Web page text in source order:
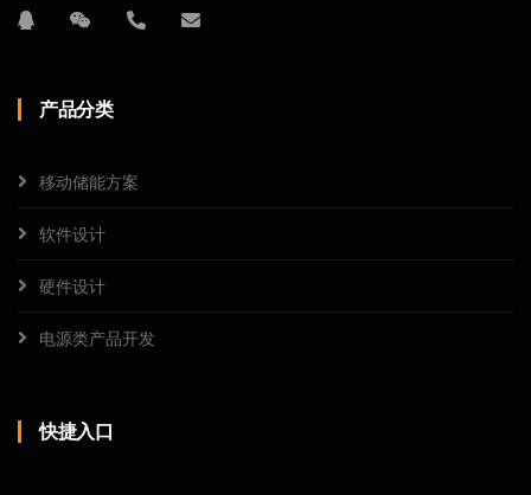
产品分类
移动储能方案
软件设计
硬件设计
电源类产品开发
快捷入口